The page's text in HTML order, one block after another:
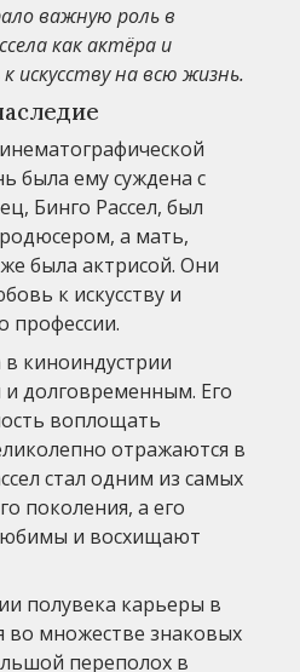
важную роль в
как актёра и
искусству на всю жизнь.
была ему суждена с
Бинго Рассел, был
а мать,
была актрисой. Они
к искусству и
профессии.
в киноиндустрии
и долговременным. Его
воплощать
отражаются в
стал одним из самых
поколения, а его
и восхищают
полувека карьеры в
во множестве знаковых
переполох в